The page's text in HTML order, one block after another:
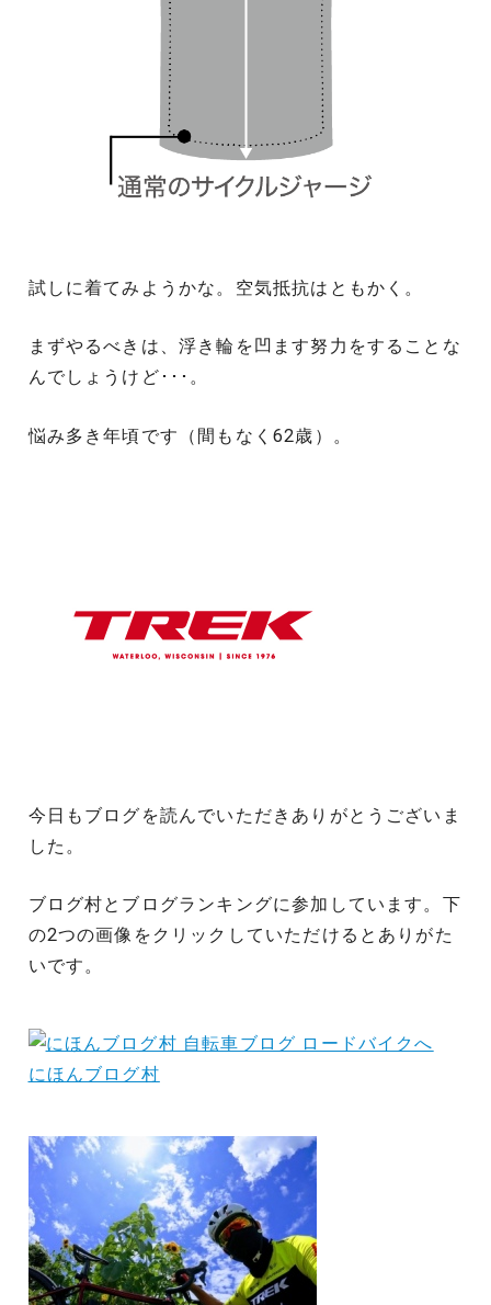
試しに着てみようかな。空気抵抗はともかく。
まずやるべきは、浮き輪を凹ます努力をすることな
んでしょうけど･･･。
悩み多き年頃です（間もなく62歳）。
今日もブログを読んでいただきありがとうございま
した。
ブログ村とブログランキングに参加しています。下
の2つの画像をクリックしていただけるとありがた
いです。
にほんブログ村